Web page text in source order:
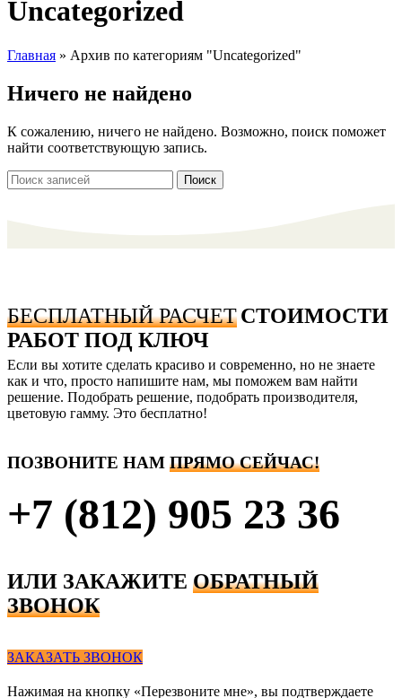
Uncategorized
Главная » Архив по категориям "Uncategorized"
Ничего не найдено
К сожалению, ничего не найдено. Возможно, поиск поможет
найти соответствующую запись.
Поиск
БЕСПЛАТНЫЙ РАСЧЕТСТОИМОСТИ
РАБОТ ПОД КЛЮЧ
Если вы хотите сделать красиво и современно, но не знаете
как и что, просто напишите нам, мы поможем вам найти
решение. Подобрать решение, подобрать производителя,
цветовую гамму. Это бесплатно!
ПОЗВОНИТЕ НАМ ПРЯМО СЕЙЧАС!
+7 (812) 905 23 36
ИЛИ ЗАКАЖИТЕ ОБРАТНЫЙ
ЗВОНОК
ЗАКАЗАТЬ ЗВОНОК
Нажимая на кнопку «Перезвоните мне», вы подтверждаете